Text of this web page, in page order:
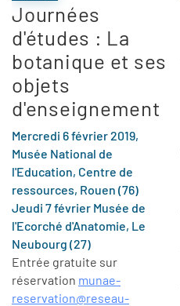
Journées
d'études : La
botanique et ses
objets
d'enseignement
Mercredi 6 février 2019,
Musée National de
l'Education, Centre de
ressources, Rouen (76)
Jeudi 7 février Musée de
l'Ecorché d'Anatomie, Le
Neubourg (27)
Entrée gratuite sur
réservation munae-
reservation@reseau-